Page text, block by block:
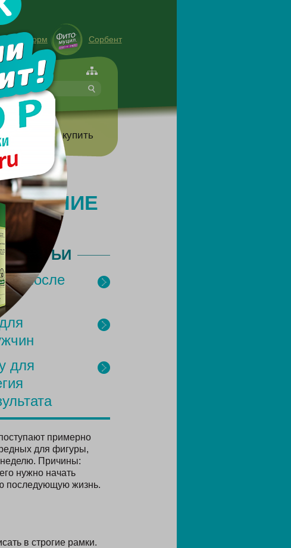
Сорбент
форте
Где купить
СТАТЬИ
после
для
примерно
для фигуры,
неделю. Причины:
нужно начать
последующую жизнь.
в строгие рамки.